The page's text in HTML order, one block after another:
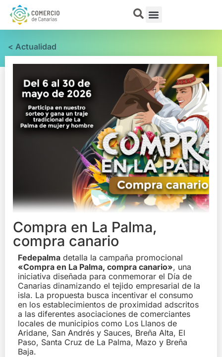
< Actualidad
Compra en La Palma,
compra canario
Fedepalma detalla la campaña promocional
«Compra en La Palma, compra canario», una
iniciativa diseñada para conmemorar el Día de
Canarias dinamizando el tejido empresarial de la
isla. La propuesta busca incentivar el consumo
en los establecimientos de proximidad adscritos
a las diferentes asociaciones de comerciantes
locales de municipios como Los Llanos de
Aridane, San Andrés y Sauces, Breña Alta, El
Paso, Santa Cruz de La Palma, Mazo y Breña
Baja.